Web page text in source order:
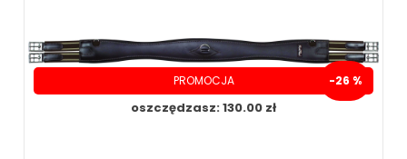
ZOBACZ WIĘCEJ
PROMOCJA -26 %
oszczędzasz: 130.00 zł